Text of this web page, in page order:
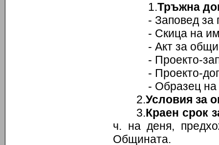
1.Тръжна
- Заповед за
- Скица на
- Акт за
- Проекто-
- Проекто-
- Образец на
2.Условия за
3.Краен срок
ч. на деня,
Общината.